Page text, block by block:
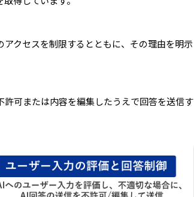
クセスを制限するとともに、その理由を明示
可または内容を編集したうえで回答を送信す